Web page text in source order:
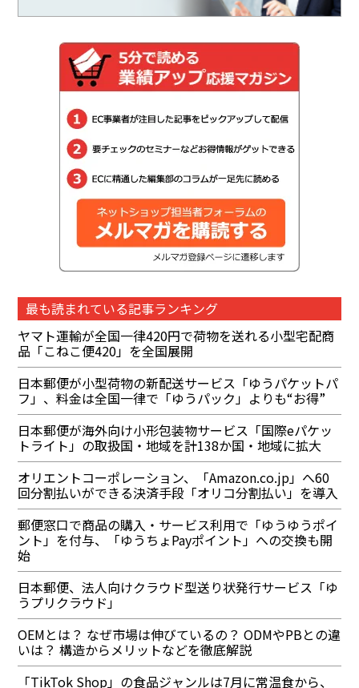
最も読まれている記事ランキング
ヤマト運輸が全国一律420円で荷物を送れる小型宅配商
品「こねこ便420」を全国展開
日本郵便が小型荷物の新配送サービス「ゆうパケットパ
フ」、料金は全国一律で「ゆうパック」よりも“お得”
日本郵便が海外向け小形包装物サービス「国際eパケッ
トライト」の取扱国・地域を計138か国・地域に拡大
オリエントコーポレーション、「Amazon.co.jp」へ60
回分割払いができる決済手段「オリコ分割払い」を導入
郵便窓口で商品の購入・サービス利用で「ゆうゆうポイ
ント」を付与、「ゆうちょPayポイント」への交換も開
始
日本郵便、法人向けクラウド型送り状発行サービス「ゆ
うプリクラウド」
OEMとは？ なぜ市場は伸びているの？ ODMやPBとの違
いは？ 構造からメリットなどを徹底解説
「TikTok Shop」の食品ジャンルは7月に常温食から、